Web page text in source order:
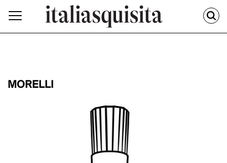
MORELLI